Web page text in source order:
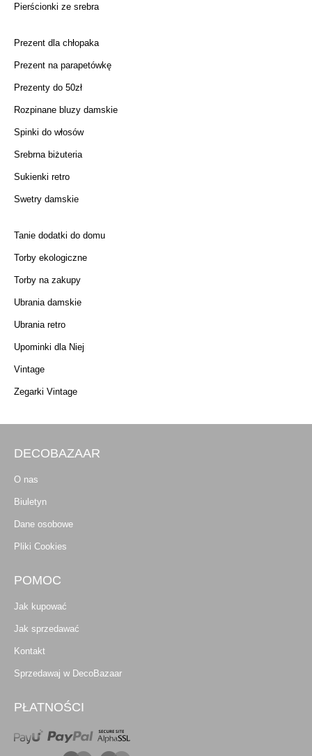
Pierścionki ze srebra
Prezent dla chłopaka
Prezent na parapetówkę
Prezenty do 50zł
Rozpinane bluzy damskie
Spinki do włosów
Srebrna biżuteria
Sukienki retro
Swetry damskie
Tanie dodatki do domu
Torby ekologiczne
Torby na zakupy
Ubrania damskie
Ubrania retro
Upominki dla Niej
Vintage
Zegarki Vintage
DECOBAZAAR
O nas
Biuletyn
Dane osobowe
Pliki Cookies
POMOC
Jak kupować
Jak sprzedawać
Kontakt
Sprzedawaj w DecoBazaar
PŁATNOŚCI